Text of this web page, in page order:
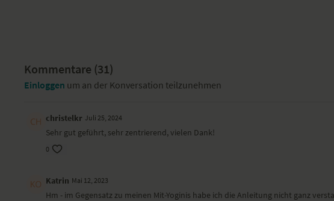
Kommentare (31)
Einloggen um an der Konversation teilzunehmen
christelkr Juli 25, 2024
Sehr gut geführt, sehr zentrierend, vielen Dank!
0
Katrin Mai 12, 2023
Hm - im Gegensatz zu meinen Mit-Yoginis habe ich die Anleitung nicht ganz